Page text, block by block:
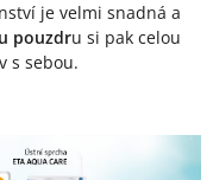
je velmi snadná a
pouzdru si pak celou
s sebou.